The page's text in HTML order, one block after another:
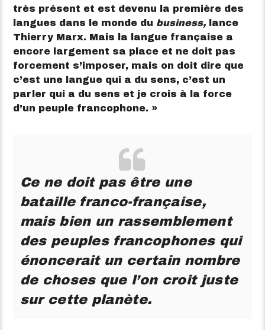
très présent et est devenu la première des
langues dans le monde du business,
lance
Thierry Marx. Mais la langue française a
encore largement sa place et ne doit pas
forcement s’imposer, mais on doit dire que
c’est une langue qui a du sens, c’est un
parler qui a du sens et je crois à la force
d’un peuple francophone. »
Ce ne doit pas être une
bataille franco-française,
mais bien un rassemblement
des peuples francophones qui
énoncerait un certain nombre
de choses que l’on croit juste
sur cette planète.